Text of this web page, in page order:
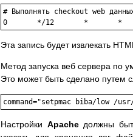
# Выполнять checkout web
Эта запись будет извлекать HTML
Метод запуска веб сервера по
Это может быть сделано путем
Настройки Apacheдолжны